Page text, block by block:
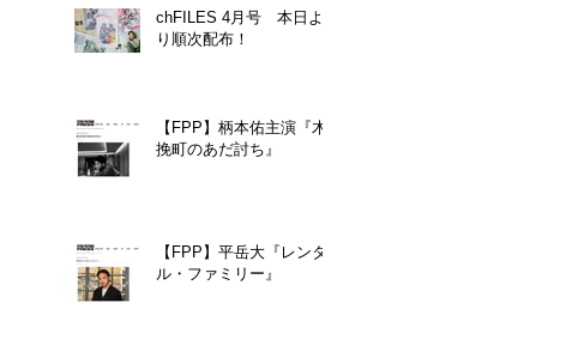
chFILES 4月号 本日よ
り順次配布！
【FPP】柄本佑主演『木
挽町のあだ討ち』
【FPP】平岳大『レンタ
ル・ファミリー』